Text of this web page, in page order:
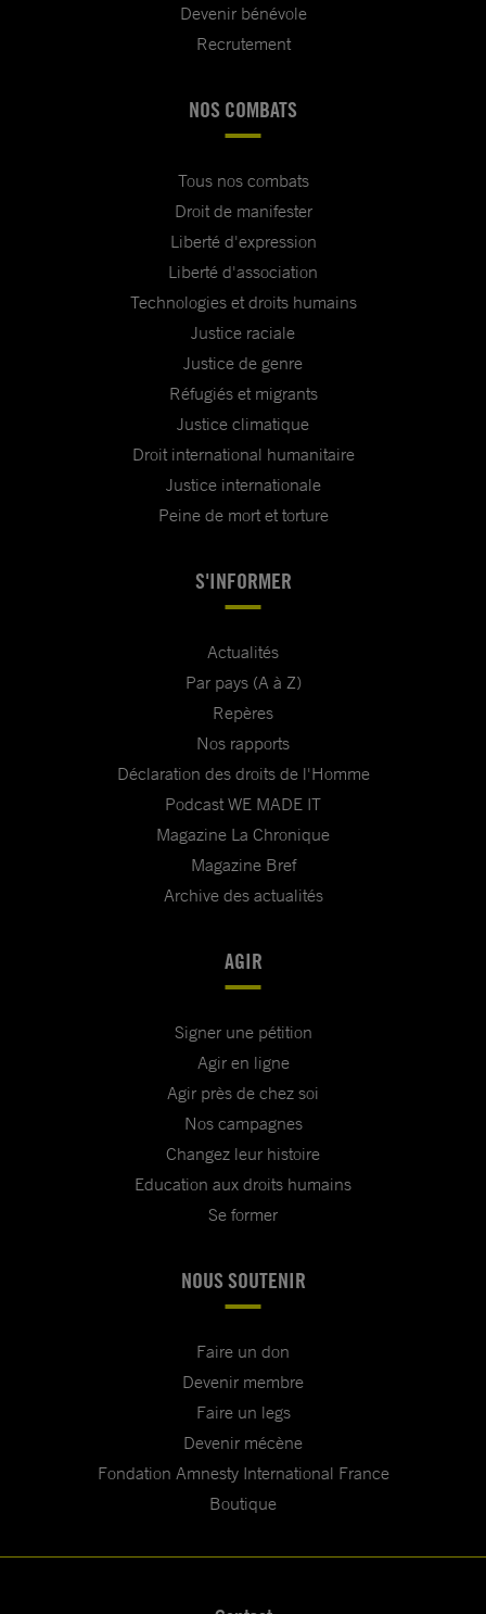
Devenir bénévole
Recrutement
NOS COMBATS
Tous nos combats
Droit de manifester
Liberté d'expression
Liberté d'association
Technologies et droits humains
Justice raciale
Justice de genre
Réfugiés et migrants
Justice climatique
Droit international humanitaire
Justice internationale
Peine de mort et torture
S'INFORMER
Actualités
Par pays (A à Z)
Repères
Nos rapports
Déclaration des droits de l'Homme
Podcast WE MADE IT
Magazine La Chronique
Magazine Bref
Archive des actualités
AGIR
Signer une pétition
Agir en ligne
Agir près de chez soi
Nos campagnes
Changez leur histoire
Education aux droits humains
Se former
NOUS SOUTENIR
Faire un don
Devenir membre
Faire un legs
Devenir mécène
Fondation Amnesty International France
Boutique